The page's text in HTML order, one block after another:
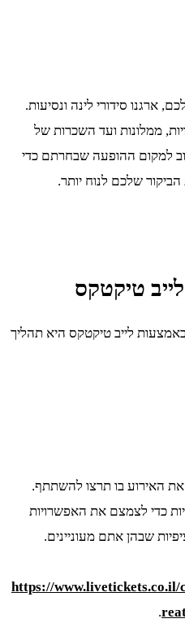
סידורי לינה ונסיעות.
ממלונות ועד השכרות של
למקום ההופעה שבחרתם כדי
שלכם לנוח יותר.
טיקטקס
לייב טיקטקס היא תהליך
את האירוע בו תרצו להשתתף.
כדי לצמצם את האפשרויות
שבהן אתם מעוניינים.
https://
.